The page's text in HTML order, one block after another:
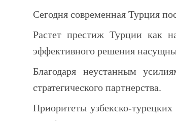
Сегодня современная Турция
Растет престиж Турции как
эффективного решения
Благодаря неустанным
стратегического партнерства.
Приоритеты узбекско-